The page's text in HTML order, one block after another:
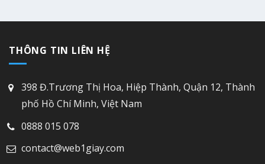
THÔNG TIN LIÊN HỆ
398 Đ.Trương Thị Hoa, Hiệp Thành, Quận 12, Thành
phố Hồ Chí Minh, Việt Nam
0888 015 078
contact@web1giay.com